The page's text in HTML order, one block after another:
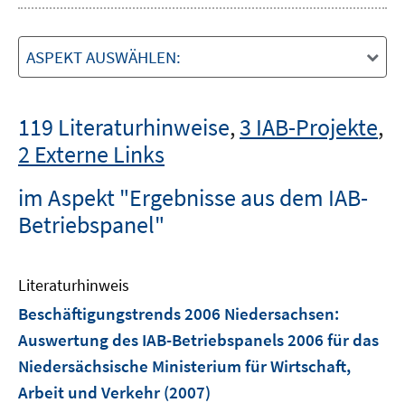
ASPEKT AUSWÄHLEN:
119 Literaturhinweise,3 IAB-Projekte,
2 Externe Links
im Aspekt "Ergebnisse aus dem IAB-
Betriebspanel"
Literaturhinweis
Beschäftigungstrends 2006 Niedersachsen:
Auswertung des IAB-Betriebspanels 2006 für das
Niedersächsische Ministerium für Wirtschaft,
Arbeit und Verkehr (2007)